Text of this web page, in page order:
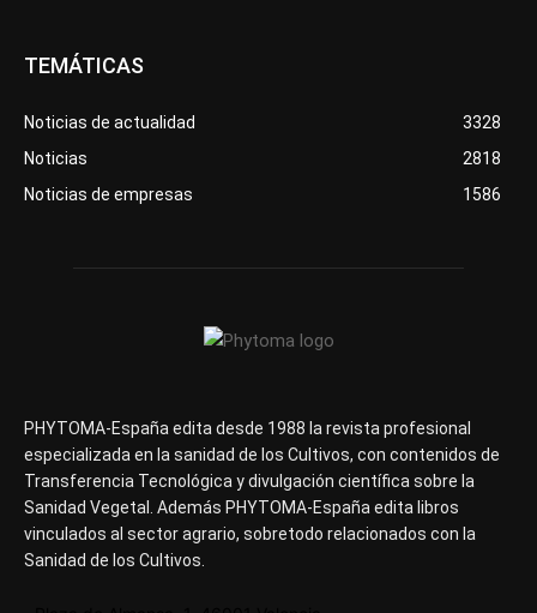
TEMÁTICAS
Noticias de actualidad
3328
Noticias
2818
Noticias de empresas
1586
PHYTOMA-España edita desde 1988 la revista profesional
especializada en la sanidad de los Cultivos, con contenidos de
Transferencia Tecnológica y divulgación científica sobre la
Sanidad Vegetal. Además PHYTOMA-España edita libros
vinculados al sector agrario, sobretodo relacionados con la
Sanidad de los Cultivos.